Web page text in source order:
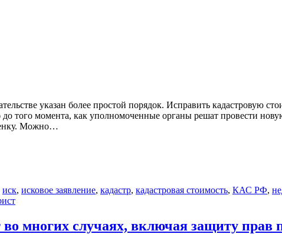
указан более простой порядок. Исправить кадастровую
того момента, как уполномоченные органы решат провести
Можно…
иск, исковое заявление, кадастр, кадастровая стоимость, КАС РФ,
многих случаях, включая защиту прав